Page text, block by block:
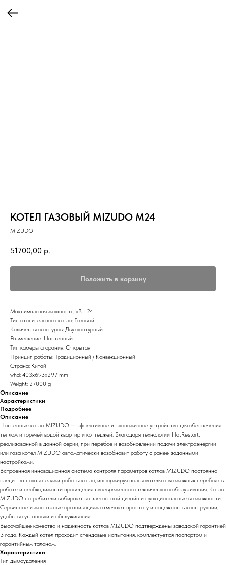
КОТЕЛ ГАЗОВЫЙ MIZUDO M24
MIZUDO
51700,00 р.
Положить в корзину
Максимальная мощность, кВт: 24
Тип отопительного котла: Газовый
Количество контуров: Двухконтурный
Размещение: Настенный
Тип камеры сгорания: Открытая
Принцип работы: Традиционный / Конвекционный
Страна: Китай
whd: 403x693x297 mm
Weight: 27000 g
Описание
Характеристики
Подробнее
Описание
Настенные котлы MIZUDO — эффективное и экономичное устройство для обеспечения
теплом и горячей водой квартир и коттеджей. Благодаря технологии HotRestart,
реализованной в данной серии, при перебое и возобновлении подачи электроэнергии
или газа котел MIZUDO автоматически возобновит работу с ранее заданными
настройками.
Встроенная инновационная система контроля параметров котлов MIZUDO постоянно
следит за показателями работы котла, информируя пользователя о возможных перебоях в
работе и необходимости проведения своевременного технического обслуживания. Котлы
MIZUDO потребители выбирают за элегантный дизайн и функциональные возможности.
Сервисные и монтажные организациям отмечают простоту и надежность конструкции,
удобство установки и обслуживания.
Высочайшее качество и надежность котлов MIZUDO подтверждены заводской гарантией
3 года. Каждый котел проходит стендовые испытания, комплектуется паспортом и
гарантийным талоном.
Характеристики
Тип дымоудаления